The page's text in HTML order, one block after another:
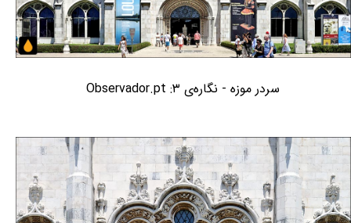
سردر موزه - نگاره‌ی ۳: Observador.pt